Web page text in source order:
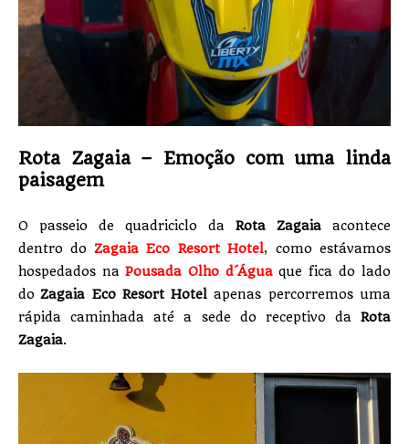
Rota Zagaia – Emoção com uma linda
paisagem
O passeio de quadriciclo da Rota Zagaia acontece
dentro do Zagaia Eco Resort Hotel, como estávamos
hospedados na Pousada Olho d´Água que fica do lado
do Zagaia Eco Resort Hotel apenas percorremos uma
rápida caminhada até a sede do receptivo da Rota
Zagaia.